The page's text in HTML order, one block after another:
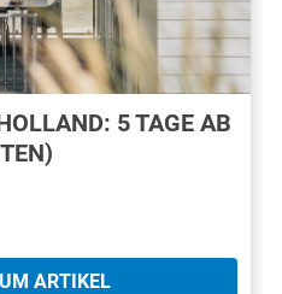
5 TAGE AB
ARTIKEL